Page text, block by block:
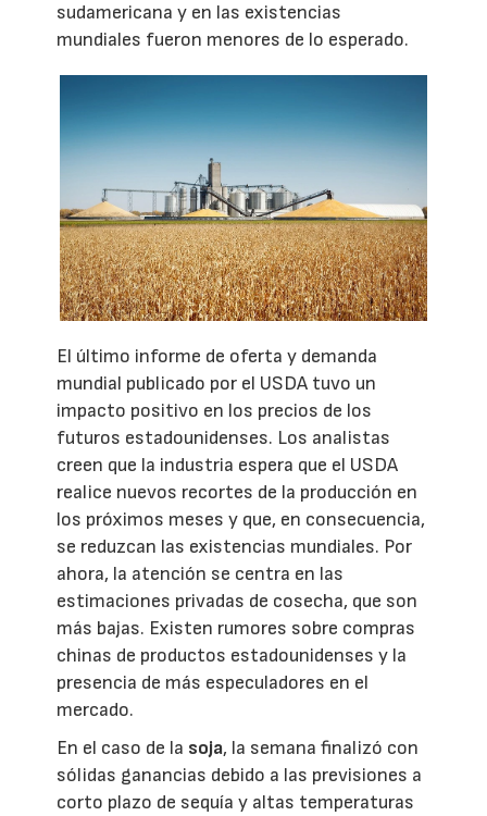
sudamericana y en las existencias
mundiales fueron menores de lo esperado.
El último informe de oferta y demanda
mundial publicado por el USDA tuvo un
impacto positivo en los precios de los
futuros estadounidenses. Los analistas
creen que la industria espera que el USDA
realice nuevos recortes de la producción en
los próximos meses y que, en consecuencia,
se reduzcan las existencias mundiales. Por
ahora, la atención se centra en las
estimaciones privadas de cosecha, que son
más bajas. Existen rumores sobre compras
chinas de productos estadounidenses y la
presencia de más especuladores en el
mercado.
En el caso de la soja, la semana finalizó con
sólidas ganancias debido a las previsiones a
corto plazo de sequía y altas temperaturas